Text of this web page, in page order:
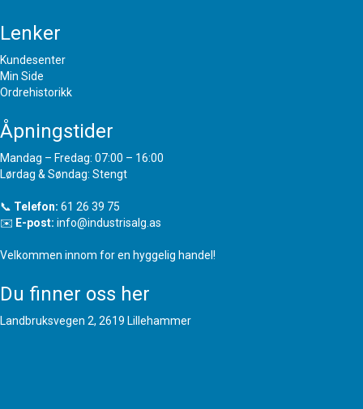
Lenker
Kundesenter
Min Side
Ordrehistorikk
Åpningstider
Mandag – Fredag: 07:00 – 16:00
Lørdag & Søndag: Stengt
📞 Telefon: 61 26 39 75
✉️ E-post: info@industrisalg.as
Velkommen innom for en hyggelig handel!
Du finner oss her
Landbruksvegen 2, 2619 Lillehammer